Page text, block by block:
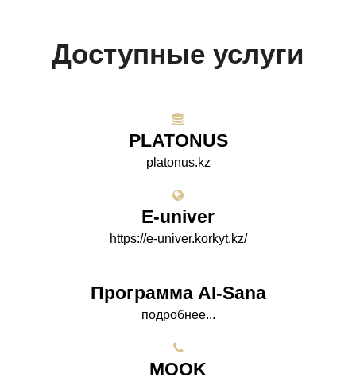
Доступные услуги
PLATONUS
platonus.kz
E-univer
https://e-univer.korkyt.kz/
Программа AI-Sana
подробнее...
МООK